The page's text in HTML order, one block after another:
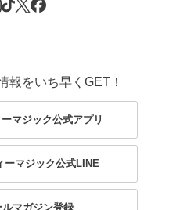
報をいち早くGET！
マジック公式アプリ
ーマジック公式LINE
ルマガジン登録